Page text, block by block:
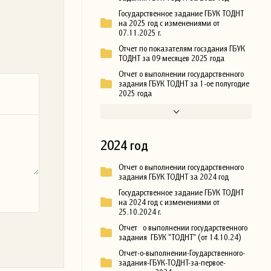
Государственное задание ГБУК ТОДНТ
на 2025 год с изменениями от
07.11.2025 г.
Отчет по показателям госздания ГБУК
ТОДНТ за 09 месяцев 2025 года
Отчет о выполнении государственного
задания ГБУК ТОДНТ за 1-ое полугодие
2025 года
2024 год
Отчет о выполнении государственного
задания ГБУК ТОДНТ за 2024 год
Государственное задание ГБУК ТОДНТ
на 2024 год с изменениями от
25.10.2024 г.
Отчет о выполнении государственного
задания ГБУК "ТОДНТ" (от 14.10.24)
Отчет-о-выполнении-Гоударственного-
задания-ГБУК-ТОДНТ-за-первое-